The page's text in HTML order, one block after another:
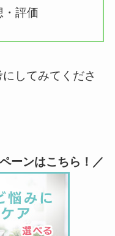
・評価
してみてくださ
ーンはこちら！／